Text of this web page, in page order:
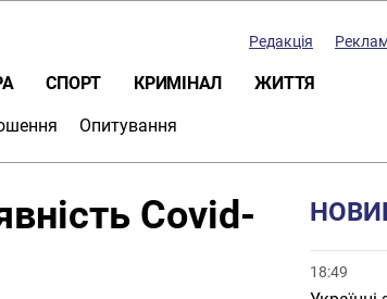
Редакція
СПОРТ КРИМІНАЛ ЖИТТЯ
Опитування
Covid-
18:49